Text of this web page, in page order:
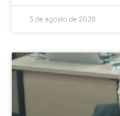
5 de agosto de 2026